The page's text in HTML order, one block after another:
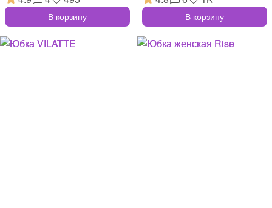
В корзину В корзину